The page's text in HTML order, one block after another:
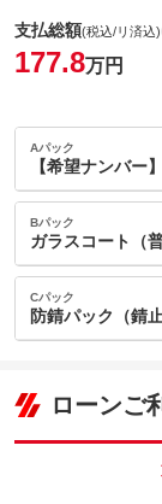
支払総額(税込/リ済込)
177.8万円
Aパック
【希望ナンバー
内：オプシ
ョン価格
(税込)
車両本体価
165
パック内容
す。
Bパック
ガラスコート（普
内：オプシ
ョン価格
(税込)
車両本体価
Cパック
防錆パック（錆
車両本体価
165
ローンご